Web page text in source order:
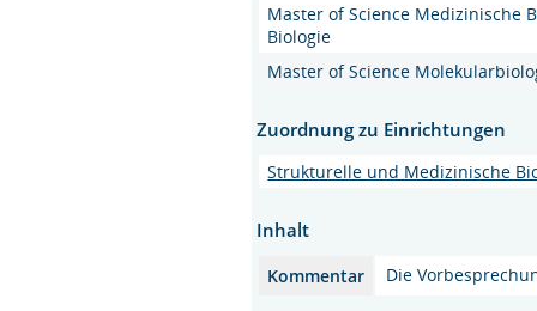
Master of Science Medizinische
Biologie
Master of Science
Zuordnung zu Einrichtungen
Strukturelle und Medizinische
Inhalt
Kommentar Die